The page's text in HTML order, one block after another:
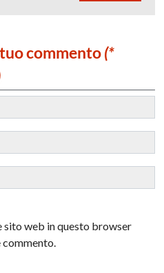
commento(*
sito web in questo browser
commento.